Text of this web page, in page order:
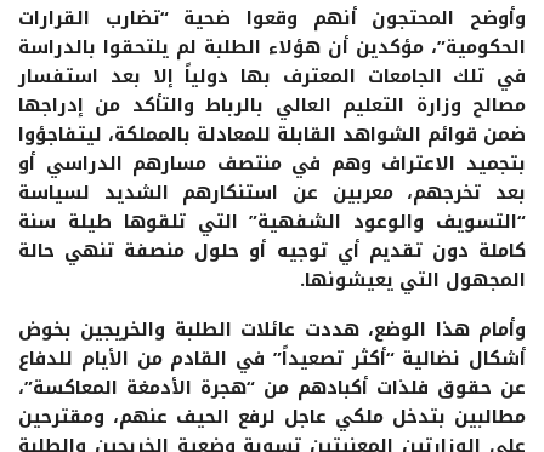
وأوضح المحتجون أنهم وقعوا ضحية “تضارب القرارات
الحكومية”، مؤكدين أن هؤلاء الطلبة لم يلتحقوا بالدراسة
في تلك الجامعات المعترف بها دولياً إلا بعد استفسار
مصالح وزارة التعليم العالي بالرباط والتأكد من إدراجها
ضمن قوائم الشواهد القابلة للمعادلة بالمملكة، ليتفاجؤوا
بتجميد الاعتراف وهم في منتصف مسارهم الدراسي أو
بعد تخرجهم، معربين عن استنكارهم الشديد لسياسة
“التسويف والوعود الشفهية” التي تلقوها طيلة سنة
كاملة دون تقديم أي توجيه أو حلول منصفة تنهي حالة
المجهول التي يعيشونها.
وأمام هذا الوضع، هددت عائلات الطلبة والخريجين بخوض
أشكال نضالية “أكثر تصعيداً” في القادم من الأيام للدفاع
عن حقوق فلذات أكبادهم من “هجرة الأدمغة المعاكسة”،
مطالبين بتدخل ملكي عاجل لرفع الحيف عنهم، ومقترحين